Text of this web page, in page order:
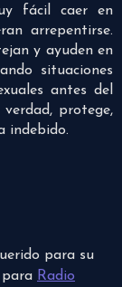
fácil caer en
arrepentirse.
y ayuden en
situaciones
antes del
protege,
indebido.
para su
Radio